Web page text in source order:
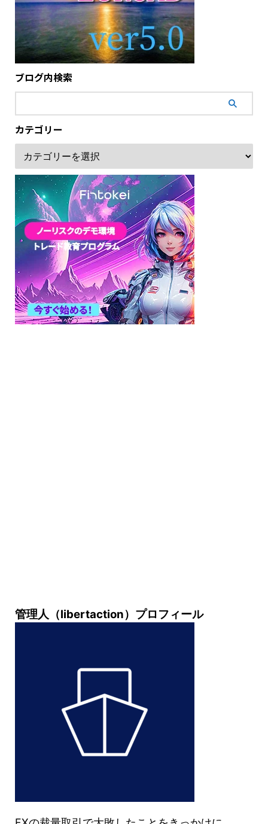
ブログ内検索
カテゴリー
管理人（libertaction）プロフィール